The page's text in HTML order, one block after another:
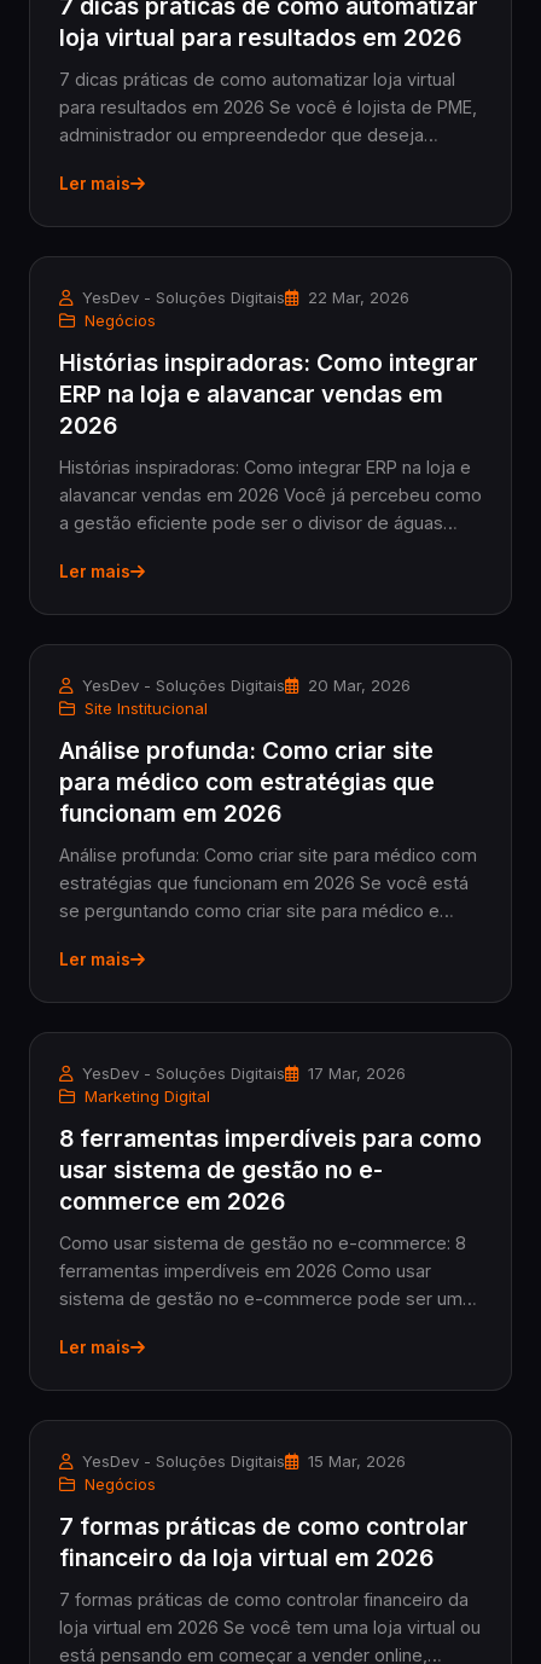
7 dicas práticas de como automatizar
loja virtual para resultados em 2026
7 dicas práticas de como automatizar loja virtual
para resultados em 2026 Se você é lojista de PME,
administrador ou empreendedor que deseja
automatizar loja virtual é fundamental. Em 2026, a
Ler mais
YesDev - Soluções Digitais
22 Mar, 2026
Negócios
Histórias inspiradoras: Como integrar
ERP na loja e alavancar vendas em
2026
Histórias inspiradoras: Como integrar ERP na loja e
alavancar vendas em 2026 Você já percebeu como
a gestão eficiente pode ser o divisor de águas
integrar ERP na loja deixou de ser um diferencial...
Ler mais
YesDev - Soluções Digitais
20 Mar, 2026
Site Institucional
Análise profunda: Como criar site
para médico com estratégias que
funcionam em 2026
Análise profunda: Como criar site para médico com
estratégias que funcionam em 2026 Se você está
se perguntando como criar site para médico e
processo em 2026, esse é o momento certo para
Ler mais
YesDev - Soluções Digitais
17 Mar, 2026
Marketing Digital
8 ferramentas imperdíveis para como
usar sistema de gestão no e-
commerce em 2026
Como usar sistema de gestão no e-commerce: 8
ferramentas imperdíveis em 2026 Como usar
sistema de gestão no e-commerce pode ser um
processos, aumentar a eficiência e impulsionar as
Ler mais
YesDev - Soluções Digitais
15 Mar, 2026
Negócios
7 formas práticas de como controlar
financeiro da loja virtual em 2026
7 formas práticas de como controlar financeiro da
loja virtual em 2026 Se você tem uma loja virtual ou
está pensando em começar a vender online,